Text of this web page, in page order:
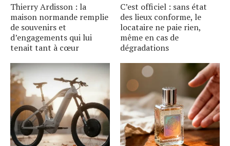
Thierry Ardisson : la
maison normande remplie
de souvenirs et
d’engagements qui lui
tenait tant à cœur
C’est officiel : sans état
des lieux conforme, le
locataire ne paie rien,
même en cas de
dégradations